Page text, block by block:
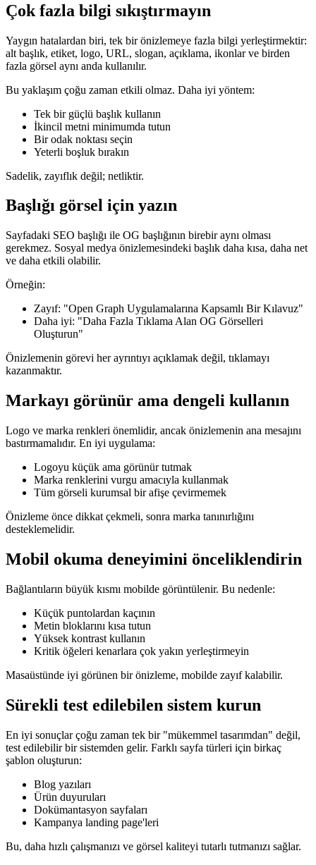
Çok fazla bilgi sıkıştırmayın
Yaygın hatalardan biri, tek bir önizlemeye fazla bilgi yerleştirmektir:
alt başlık, etiket, logo, URL, slogan, açıklama, ikonlar ve birden
fazla görsel aynı anda kullanılır.
Bu yaklaşım çoğu zaman etkili olmaz. Daha iyi yöntem:
Tek bir güçlü başlık kullanın
İkincil metni minimumda tutun
Bir odak noktası seçin
Yeterli boşluk bırakın
Sadelik, zayıflık değil; netliktir.
Başlığı görsel için yazın
Sayfadaki SEO başlığı ile OG başlığının birebir aynı olması
gerekmez. Sosyal medya önizlemesindeki başlık daha kısa, daha net
ve daha etkili olabilir.
Örneğin:
Zayıf: "Open Graph Uygulamalarına Kapsamlı Bir Kılavuz"
Daha iyi: "Daha Fazla Tıklama Alan OG Görselleri
Oluşturun"
Önizlemenin görevi her ayrıntıyı açıklamak değil, tıklamayı
kazanmaktır.
Markayı görünür ama dengeli kullanın
Logo ve marka renkleri önemlidir, ancak önizlemenin ana mesajını
bastırmamalıdır. En iyi uygulama:
Logoyu küçük ama görünür tutmak
Marka renklerini vurgu amacıyla kullanmak
Tüm görseli kurumsal bir afişe çevirmemek
Önizleme önce dikkat çekmeli, sonra marka tanınırlığını
desteklemelidir.
Mobil okuma deneyimini önceliklendirin
Bağlantıların büyük kısmı mobilde görüntülenir. Bu nedenle:
Küçük puntolardan kaçının
Metin bloklarını kısa tutun
Yüksek kontrast kullanın
Kritik öğeleri kenarlara çok yakın yerleştirmeyin
Masaüstünde iyi görünen bir önizleme, mobilde zayıf kalabilir.
Sürekli test edilebilen sistem kurun
En iyi sonuçlar çoğu zaman tek bir "mükemmel tasarımdan" değil,
test edilebilir bir sistemden gelir. Farklı sayfa türleri için birkaç
şablon oluşturun:
Blog yazıları
Ürün duyuruları
Dokümantasyon sayfaları
Kampanya landing page'leri
Bu, daha hızlı çalışmanızı ve görsel kaliteyi tutarlı tutmanızı sağlar.